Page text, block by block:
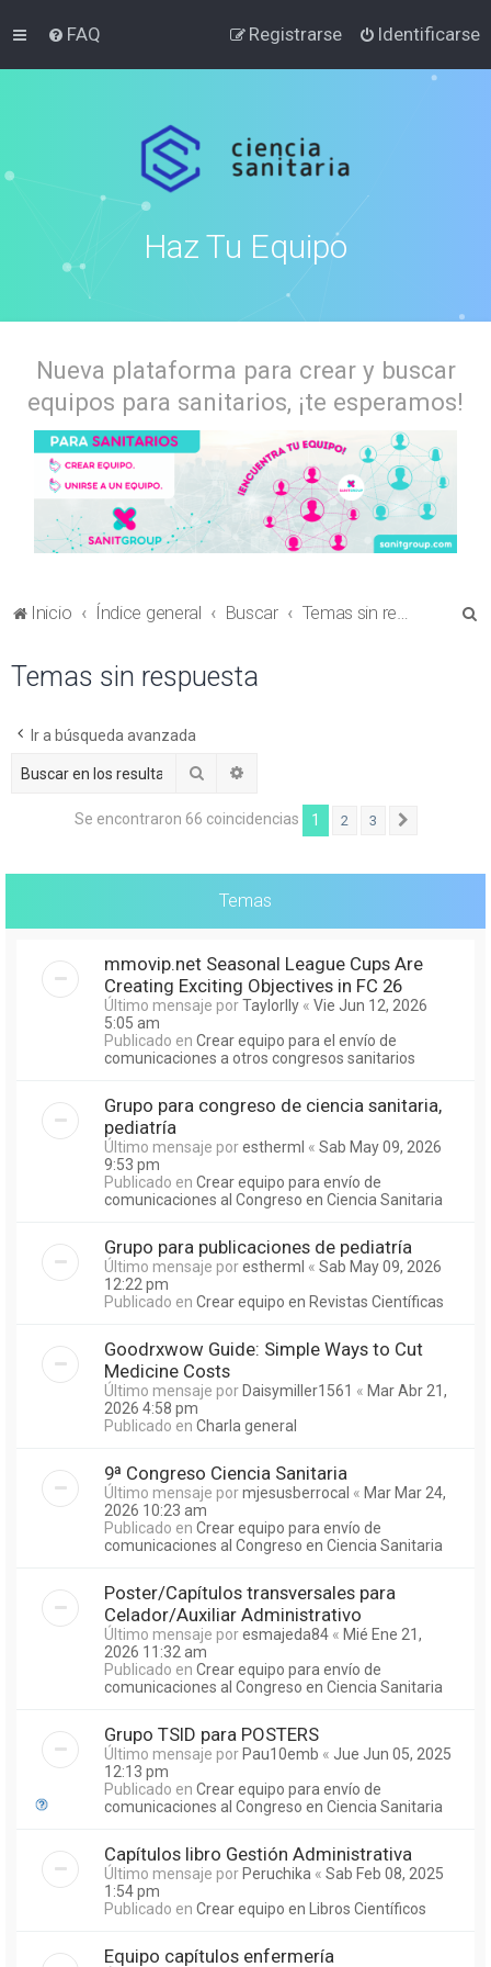
FAQ Identificarse
Registrarse
Haz Tu Equipo
Nueva plataforma para crear y buscar
equipos para sanitarios, ¡te esperamos!
Inicio Índice general Buscar Temas sin respuesta
Temas sin respuesta
Ir a búsqueda avanzada
Buscar
Se encontraron 66 coincidencias 1 2 3
Temas
mmovip.net Seasonal League Cups Are
Creating Exciting Objectives in FC 26
Último mensaje porTaylorlly « Vie Jun 12, 2026
5:05 am
Publicado en Crear equipo para el envío de
comunicaciones a otros congresos sanitarios
Grupo para congreso de ciencia sanitaria,
pediatría
Último mensaje porestherml « Sab May 09, 2026
9:53 pm
Publicado en Crear equipo para envío de
comunicaciones al Congreso en Ciencia Sanitaria
Grupo para publicaciones de pediatría
Último mensaje porestherml « Sab May 09, 2026
12:22 pm
Publicado en Crear equipo en Revistas Científicas
Goodrxwow Guide: Simple Ways to Cut
Medicine Costs
Último mensaje por Daisymiller1561 « Mar Abr 21,
2026 4:58 pm
Publicado en Charla general
9ª Congreso Ciencia Sanitaria
Último mensaje pormjesusberrocal « Mar Mar 24,
2026 10:23 am
Publicado en Crear equipo para envío de
comunicaciones al Congreso en Ciencia Sanitaria
Poster/Capítulos transversales para
Celador/Auxiliar Administrativo
Último mensaje poresmajeda84 « Mié Ene 21,
2026 11:32 am
Publicado en Crear equipo para envío de
comunicaciones al Congreso en Ciencia Sanitaria
Grupo TSID para POSTERS
Último mensaje por Pau10emb « Jue Jun 05, 2025
12:13 pm
Publicado en Crear equipo para envío de
comunicaciones al Congreso en Ciencia Sanitaria
Capítulos libro Gestión Administrativa
Último mensaje por Peruchika « Sab Feb 08, 2025
1:54 pm
Publicado en Crear equipo en Libros Científicos
Equipo capítulos enfermería